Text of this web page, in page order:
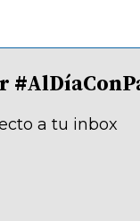
a tu inbox